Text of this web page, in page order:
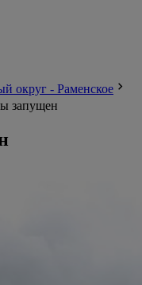
округ - Раменское
запущен